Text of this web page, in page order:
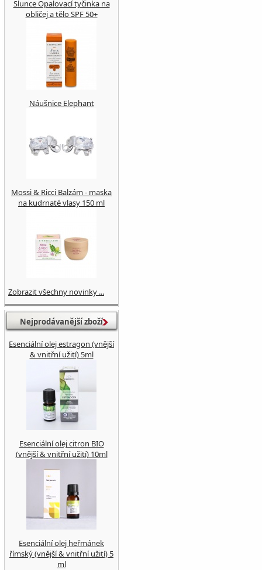
Slunce Opalovací tyčinka na
obličej a tělo SPF 50+
Náušnice Elephant
Mossi & Ricci Balzám - maska
na kudrnaté vlasy 150 ml
Zobrazit všechny novinky ...
Nejprodávanější zboží
Esenciální olej estragon (vnější
& vnitřní užití) 5ml
Esenciální olej citron BIO
(vnější & vnitřní užití) 10ml
Esenciální olej heřmánek
římský (vnější & vnitřní užití) 5
ml